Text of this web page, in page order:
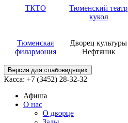
ТКТО
Тюменский театр
кукол
Тюменская
филармония
Дворец культуры
Нефтяник
Версия для слабовидящих
Касса: +7 (3452) 28-32-32
Афиша
О нас
О дворце